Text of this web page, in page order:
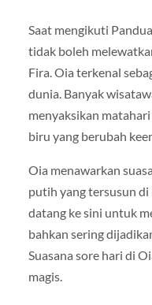
Saat mengikuti
tidak boleh
Fira.Oia terkenal
dunia. Banyak
menyaksikan
biru yang berubah
Oia menawarkan
putih yang tersusun di
datang ke sini untuk
bahkan sering
Suasana sore hari di
magis.